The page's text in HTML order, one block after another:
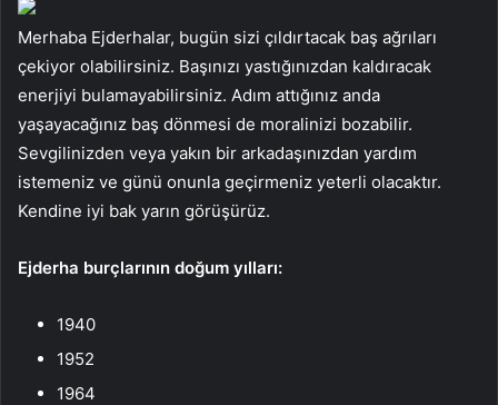
Merhaba Ejderhalar, bugün sizi çıldırtacak baş ağrıları
çekiyor olabilirsiniz. Başınızı yastığınızdan kaldıracak
enerjiyi bulamayabilirsiniz. Adım attığınız anda
yaşayacağınız baş dönmesi de moralinizi bozabilir.
Sevgilinizden veya yakın bir arkadaşınızdan yardım
istemeniz ve günü onunla geçirmeniz yeterli olacaktır.
Kendine iyi bak yarın görüşürüz.
Ejderha burçlarının doğum yılları:
1940
1952
1964